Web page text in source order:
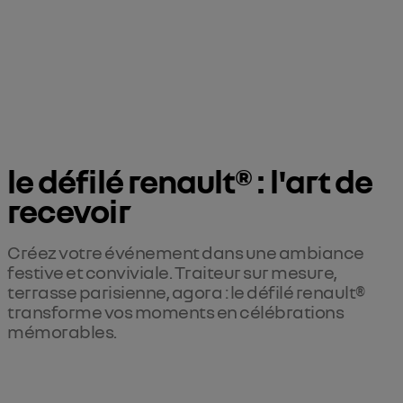
le défilé renault® : l'art de
recevoir
Créez votre événement dans une ambiance
festive et conviviale. Traiteur sur mesure,
terrasse parisienne, agora : le défilé renault®
transforme vos moments en célébrations
mémorables.